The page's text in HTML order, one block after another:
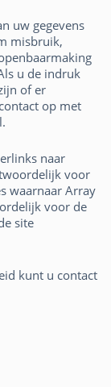
uw gegevens
misbruik,
u de indruk
of er
op met
naar
voor
waarnaar Array
voor de
site
kunt u contact